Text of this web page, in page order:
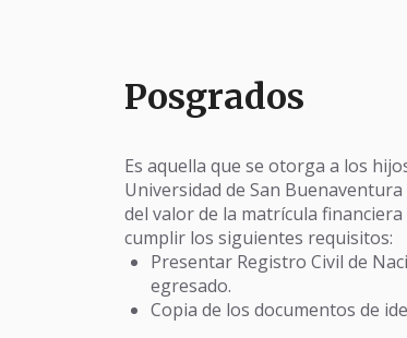
Posgrados
Es aquella que se otorga a los
Universidad de San
del valor de la matrícula
cumplir los siguientes requisitos:
Presentar Registro Civil de
egresado.
Copia de los documentos de